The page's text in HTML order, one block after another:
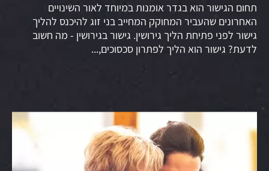
תחום הגישור הוא בגדר אומנות במיוחד לאור השינויים
האחרונים שהעביר המחוקק המחייב בני זוג להיכנס להליך
גישור לפני פתיחת הליך גירושין. גישור בגירושין - מה חשוב
לדעת? גישור הוא הליך לפתרון סכסוכים,...